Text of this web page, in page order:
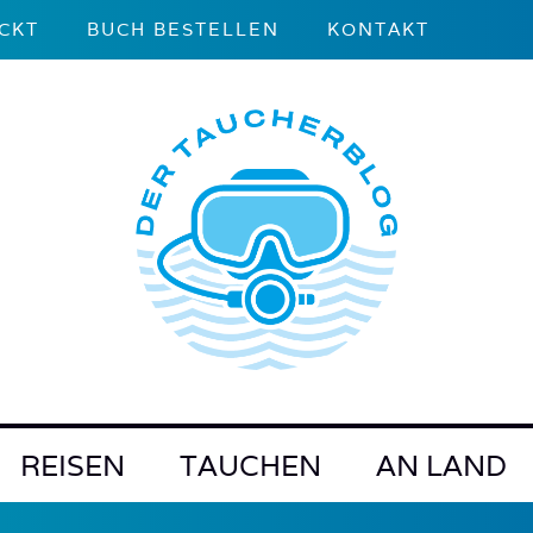
BUCH BESTELLEN KONTAKT
REISEN TAUCHEN AN LAND